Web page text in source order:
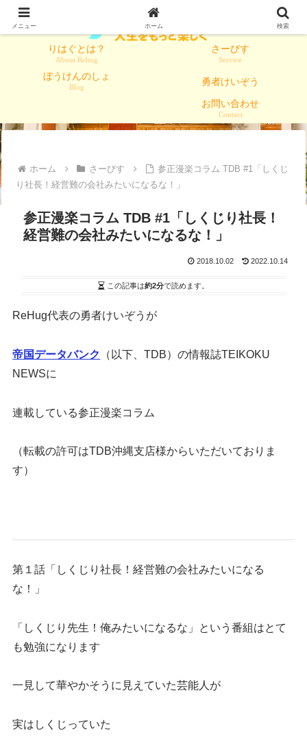
りはぐとは？
About Rehug
さーびす
Service
ぼうけんのしょ
Blog
勇者けいぞう
お問い合わせ
Contact
ホーム さーびす
参正漫楽コラム TDB #1「しくじ
り社長！経営難の会社みたいになるな！」
参正漫楽コラム TDB #1「しくじり社長！
経営難の会社みたいになるな！」
2018.10.02 2022.10.14
この記事は約2分で読めます。
ReHug代表の勇者けいぞうが
帝国データバンク
（以下、TDB）の情報誌TEIKOKU
NEWSに
連載している参正漫楽コラム
（転載の許可はTDB沖縄支店様からいただいておりま
す）
第１話「しくじり社長！経営難の会社みたいになる
な！」
「しくじり先生！俺みたいになるな」という番組はとて
も勉強になります
一見して華やかそうに見えていた芸能人が
実はしくじっていた
メニュー ホーム 検索